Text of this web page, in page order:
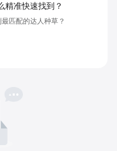
精准快速找到？
匹配的达人种草？